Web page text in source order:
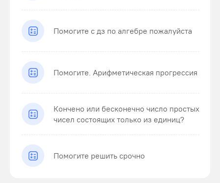
Помогите с дз по алгебре пожалуйста
Помогите. Арифметическая прогрессия
Кончено или бесконечно число простых
чисел состоящих только из единиц?
Помогите решить срочно